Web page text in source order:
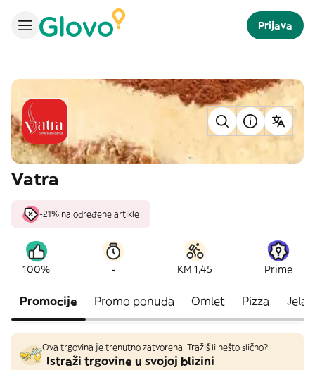
Prijava
Vatra
-21% na određene artikle
100% - KM 1,45 Prime
Promocije Promo ponuda Omlet Pizza Jela
Ova trgovina je trenutno zatvorena. Tražiš li nešto slično?
Istraži trgovine u svojoj blizini